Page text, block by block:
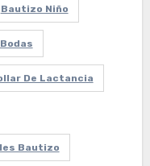
Bautizo Niño
Bodas
De Lactancia
Bautizo